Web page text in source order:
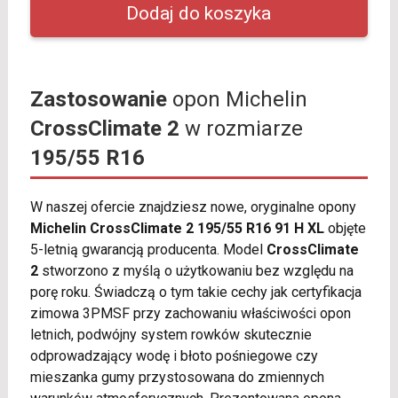
Zastosowanieopon Michelin
CrossClimate 2 w rozmiarze
195/55 R16
W naszej ofercie znajdziesz nowe, oryginalne opony
Michelin CrossClimate 2 195/55 R16 91 H XLobjęte
5-letnią gwarancją producenta. Model CrossClimate
2stworzono z myślą o użytkowaniu bez względu na
porę roku. Świadczą o tym takie cechy jak certyfikacja
zimowa 3PMSF przy zachowaniu właściwości opon
letnich, podwójny system rowków skutecznie
odprowadzający wodę i błoto pośniegowe czy
mieszanka gumy przystosowana do zmiennych